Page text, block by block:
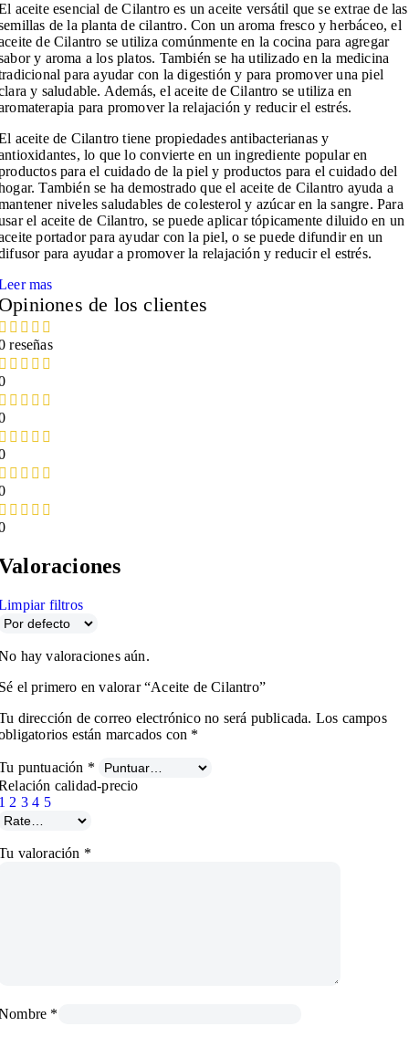
aceite esencial de Cilantro es un aceite versátil que se extrae de las
de la planta de cilantro. Con un aroma fresco y herbáceo, el
de Cilantro se utiliza comúnmente en la cocina para agregar
y aroma a los platos. También se ha utilizado en la medicina
para ayudar con la digestión y para promover una piel
y saludable. Además, el aceite de Cilantro se utiliza en
para promover la relajación y reducir el estrés.
aceite de Cilantro tiene propiedades antibacterianas y
lo que lo convierte en un ingrediente popular en
para el cuidado de la piel y productos para el cuidado del
También se ha demostrado que el aceite de Cilantro ayuda a
niveles saludables de colesterol y azúcar en la sangre. Para
el aceite de Cilantro, se puede aplicar tópicamente diluido en un
portador para ayudar con la piel, o se puede difundir en un
para ayudar a promover la relajación y reducir el estrés.
mas
de los clientes
reseñas
filtros
hay valoraciones aún.
el primero en valorar “Aceite de Cilantro”
dirección de correo electrónico no será publicada. Los campos
están marcados con *
puntuación *
calidad-precio
2 3 4 5
valoración *
*